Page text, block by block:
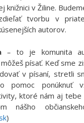
knižnici v Žiline.
tvorbu v
autorov.
– to je komunita
písať. Keď sme
v písaní, stretli
pomoc ponúknuť
ktoré nám aj tebe
nášho
)